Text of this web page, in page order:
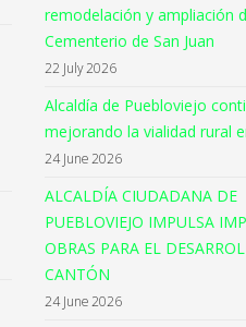
remodelación y ampliación
Cementerio de San Juan
22 July 2026
Alcaldía de Puebloviejo
mejorando la vialidad rural
24 June 2026
ALCALDÍA CIUDADANA DE
PUEBLOVIEJO IMPULSA
OBRAS PARA EL
CANTÓN
24 June 2026